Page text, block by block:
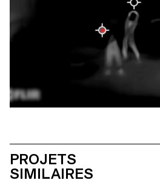
PROJETS
SIMILAIRES